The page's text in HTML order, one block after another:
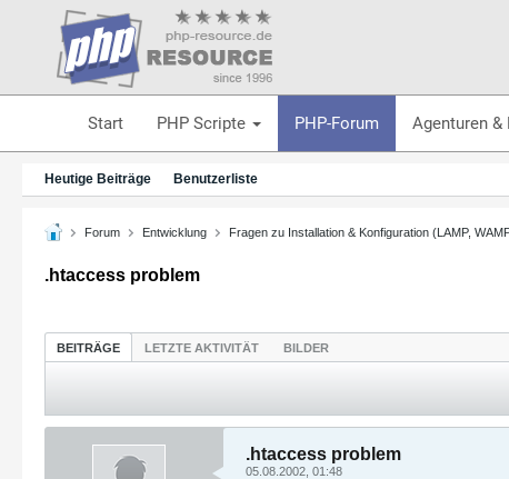
Start PHP Scripte PHP-Forum Agenturen &
Heutige Beiträge Benutzerliste
Forum Entwicklung Fragen zu Installation & Konfiguration (LAMP,
.htaccess problem
BEITRÄGE LETZTE AKTIVITÄT BILDER
.htaccess problem
05.08.2002, 01:48